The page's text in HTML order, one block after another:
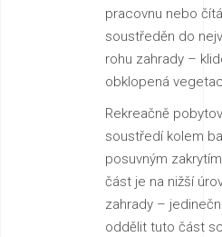
pracovnu nebo
soustředěn do
rohu zahrady –
obklopená
Rekreačně
soustředí kolem
posuvným
část je na nižší
zahrady –
oddělit tuto část